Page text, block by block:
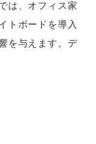
は、オフィス家
トボードを導入
を与えます。デ